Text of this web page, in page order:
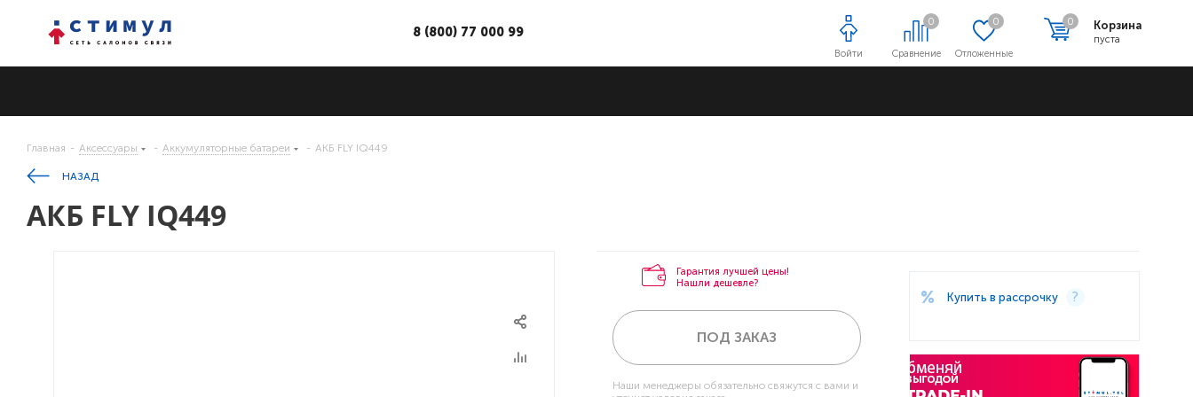
Сравнение
0
Отложенные
0 Корзина
пуста
0
Войти
8 (800) 77 000 99
Главная - Аксессуары - Аккумуляторные батареи - АКБ FLY IQ449
НАЗАД
АКБ FLY IQ449
Гарантия лучшей цены!
Нашли дешевле?
ПОД ЗАКАЗ
Наши менеджеры обязательно свяжутся с вами и
Купить в рассрочку